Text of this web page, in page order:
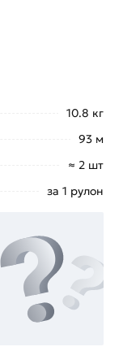
10.8 кг
93 м
≈ 2 шт
за 1 рулон